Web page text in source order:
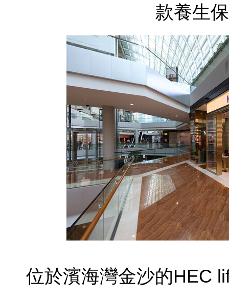
款養生
位於濱海灣金沙的HEC